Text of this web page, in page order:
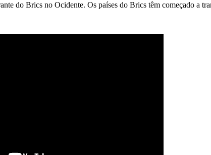
do Brics no Ocidente. Os países do Brics têm começado a